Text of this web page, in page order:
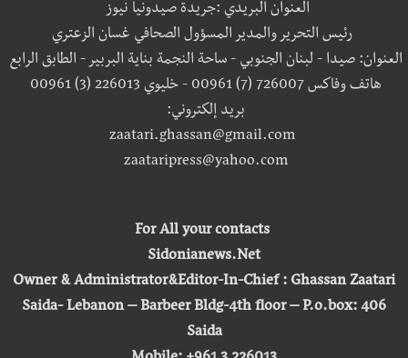
العنوان البريدي :جريدة صيدونيا نيوز
رئيس التحرير والمدير المسؤول الصحافي غسان الزعتري
العنوان: صيدا - لبنان الجنوبي - ساحة النجمة بناية البربير - الطابق الرابع
هاتف وفاكس 726007 (7) 00961 - خليوي 226013 (3) 00961
بريد إلكتروني:
zaatari.ghassan@gmail.com
zaataripress@yahoo.com
For All your contacts
Sidonianews.Net
Owner & Administrator&Editor-In-Chief : Ghassan Zaatari
Saida- Lebanon – Barbeer Bldg-4th floor – P.o.box: 406
Saida